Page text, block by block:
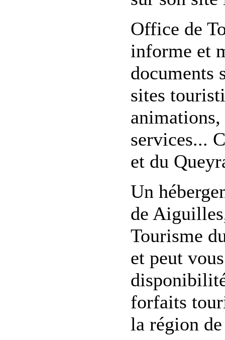
Office de
informe et
documents
sites
services...
et du
Un
de
Tourisme
et peut
forfaits
la région